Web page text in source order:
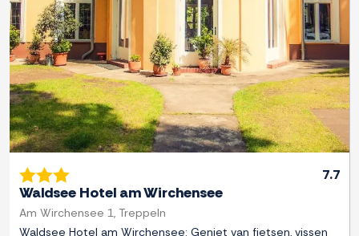
7.7
Waldsee Hotel am Wirchensee
Am Wirchensee 1, Treppeln
Waldsee Hotel am Wirchensee: Geniet van fietsen, vissen